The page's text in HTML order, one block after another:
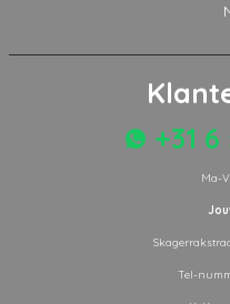
+31
Ma-
Tel-